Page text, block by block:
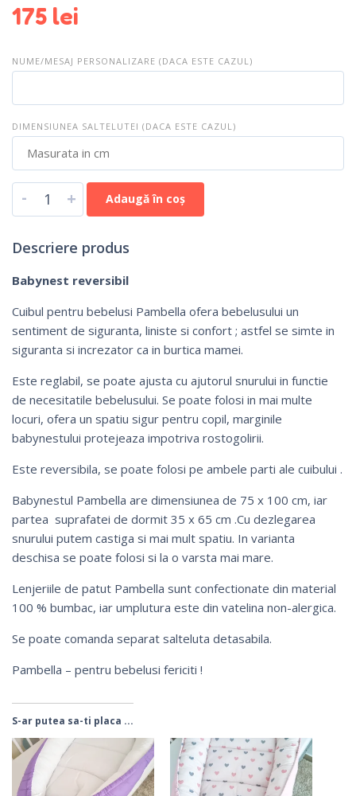
175 lei
NUME/MESAJ PERSONALIZARE (DACA ESTE CAZUL)
DIMENSIUNEA SALTELUTEI (DACA ESTE CAZUL)
- + Adaugă în coș
Descriere produs
Babynest reversibil
Cuibul pentru bebelusi Pambella ofera bebelusului un
sentiment de siguranta, liniste si confort ; astfel se simte in
siguranta si increzator ca in burtica mamei.
Este reglabil, se poate ajusta cu ajutorul snurului in functie
de necesitatile bebelusului. Se poate folosi in mai multe
locuri, ofera un spatiu sigur pentru copil, marginile
babynestului protejeaza impotriva rostogolirii.
Este reversibila, se poate folosi pe ambele parti ale cuibului .
Babynestul Pambella are dimensiunea de 75 x 100 cm, iar
partea suprafatei de dormit 35 x 65 cm .Cu dezlegarea
snurului putem castiga si mai mult spatiu. In varianta
deschisa se poate folosi si la o varsta mai mare.
Lenjeriile de patut Pambella sunt confectionate din material
100 % bumbac, iar umplutura este din vatelina non-alergica.
Se poate comanda separat salteluta detasabila.
Pambella – pentru bebelusi fericiti !
S-ar putea sa-ti placa ...